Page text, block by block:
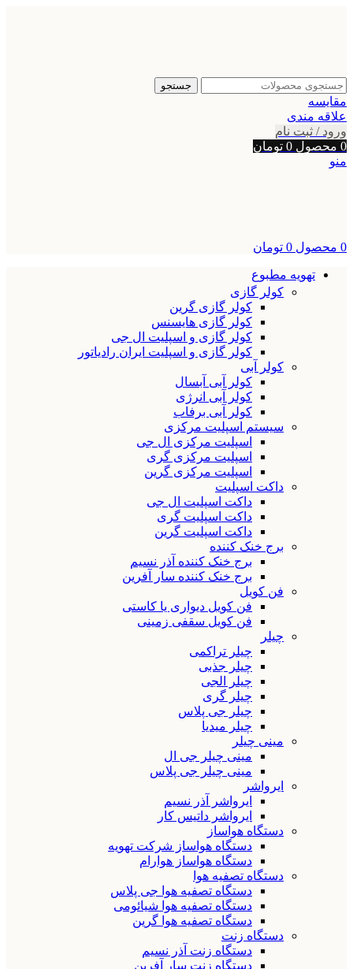
جستجو
مقایسه
علاقه مندی
ورود / ثبت نام
0 محصول 0 تومان
منو
0 محصول 0 تومان
تهویه مطبوع
کولر گازی
کولر گازی گرین
کولر گازی هایسنس
کولر گازی و اسپلیت ال جی
کولر گازی و اسپلیت ایران رادیاتور
کولر آبی
کولر آبی آبسال
کولر آبی انرژی
کولر آبی برفاب
سیستم اسپلیت مرکزی
اسپلیت مرکزی ال جی
اسپلیت مرکزی گری
اسپلیت مرکزی گرین
داکت اسپلیت
داکت اسپلیت ال جی
داکت اسپلیت گری
داکت اسپلیت گرین
برج خنک کننده
برج خنک کننده آذر نسیم
برج خنک کننده سار آفرین
فن کویل
فن کویل دیواری یا کاستی
فن کویل سقفی زمینی
چیلر
چیلر تراکمی
چیلر جذبی
چیلر الجی
چیلر گری
چیلر جی پلاس
چیلر میدیا
مینی چیلر
مینی چیلر جی ال
مینی چیلر جی پلاس
ایرواشر
ایرواشر آذر نسیم
ایرواشر داتیس کار
دستگاه هواساز
دستگاه هواساز شرکت تهویه
دستگاه هواساز هوارام
دستگاه تصفیه هوا
دستگاه تصفیه هوا جی پلاس
دستگاه تصفیه هوا شیائومی
دستگاه تصفیه هوا گرین
دستگاه زنت
دستگاه زنت آذر نسیم
دستگاه زنت سار آفرین